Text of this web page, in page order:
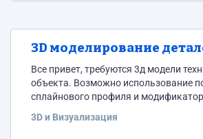
3D моделирование
Все привет, требуются 3д модели
объекта. Возможно использование
сплайнового профиля и
Референсы и тз — https://yadi.sk/d/
3D и Визуализация